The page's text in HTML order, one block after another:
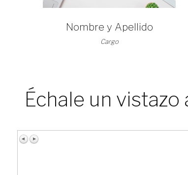
Nombre y Apellido
Cargo
Échale un